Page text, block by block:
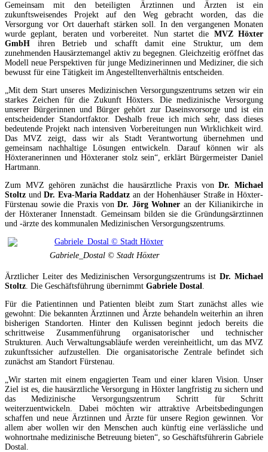
Gemeinsam mit den beteiligten Ärztinnen und Ärzten ist ein
zukunftsweisendes Projekt auf den Weg gebracht worden, das die
Versorgung vor Ort dauerhaft stärken soll. In den vergangenen Monaten
wurde geplant, beraten und vorbereitet. Nun startet die MVZ Höxter
GmbH ihren Betrieb und schafft damit eine Struktur, um dem
zunehmenden Hausärztemangel aktiv zu begegnen. Gleichzeitig eröffnet das
Modell neue Perspektiven für junge Medizinerinnen und Mediziner, die sich
bewusst für eine Tätigkeit im Angestelltenverhältnis entscheiden.
„Mit dem Start unseres Medizinischen Versorgungszentrums setzen wir ein
starkes Zeichen für die Zukunft Höxters. Die medizinische Versorgung
unserer Bürgerinnen und Bürger gehört zur Daseinsvorsorge und ist ein
entscheidender Standortfaktor. Deshalb freue ich mich sehr, dass dieses
bedeutende Projekt nach intensiven Vorbereitungen nun Wirklichkeit wird.
Das MVZ zeigt, dass wir als Stadt Verantwortung übernehmen und
gemeinsam nachhaltige Lösungen entwickeln. Darauf können wir als
Höxteranerinnen und Höxteraner stolz sein“, erklärt Bürgermeister Daniel
Hartmann.
Zum MVZ gehören zunächst die hausärztliche Praxis vonDr. Michael
Stoltz undDr. Eva-Maria Raddatz an der Hohenhäuser Straße in Höxter-
Fürstenau sowie die Praxis vonDr. Jörg Wohner an der Kilianikirche in
der Höxteraner Innenstadt. Gemeinsam bilden sie die Gründungsärztinnen
und -ärzte des kommunalen Medizinischen Versorgungszentrums.
Gabriele_Dostal © Stadt Höxter
Ärztlicher Leiter des Medizinischen Versorgungszentrums ist Dr. Michael
Stoltz . Die Geschäftsführung übernimmt Gabriele Dostal
Für die Patientinnen und Patienten bleibt zum Start zunächst alles wie
gewohnt: Die bekannten Ärztinnen und Ärzte behandeln weiterhin an ihren
bisherigen Standorten. Hinter den Kulissen beginnt jedoch bereits die
schrittweise Zusammenführung organisatorischer und technischer
Strukturen. Auch Verwaltungsabläufe werden vereinheitlicht, um das MVZ
zukunftssicher aufzustellen. Die organisatorische Zentrale befindet sich
zunächst am Standort Fürstenau.
„Wir starten mit einem engagierten Team und einer klaren Vision. Unser
Ziel ist es, die hausärztliche Versorgung in Höxter langfristig zu sichern und
das Medizinische Versorgungszentrum Schritt für Schritt
weiterzuentwickeln. Dabei möchten wir attraktive Arbeitsbedingungen
schaffen und neue Ärztinnen und Ärzte für unsere Region gewinnen. Vor
allem aber wollen wir den Menschen auch künftig eine verlässliche und
wohnortnahe medizinische Betreuung bieten“, so Geschäftsführerin Gabriele
Dostal.